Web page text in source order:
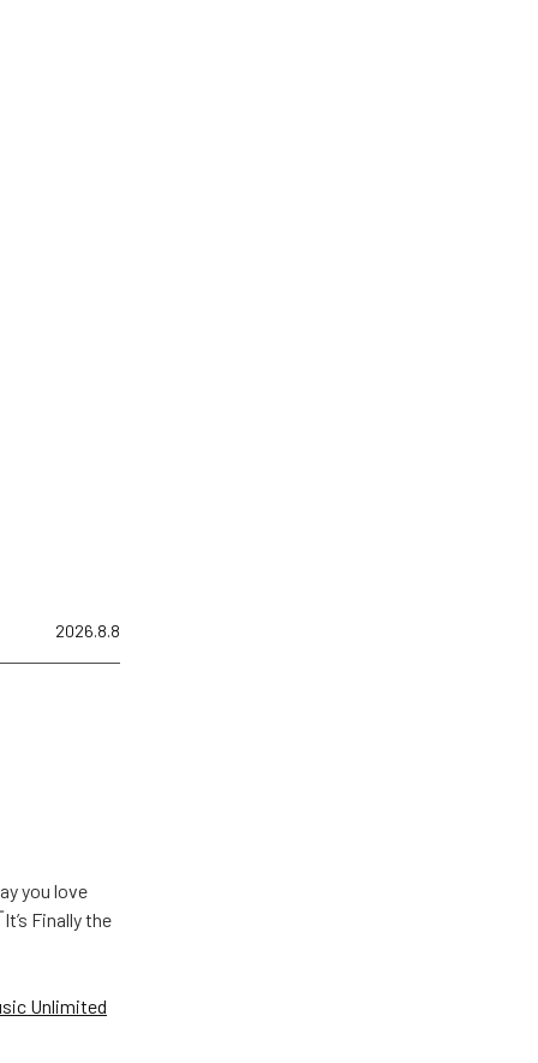
2026.8.8
you love
It’s Finally the
Unlimited